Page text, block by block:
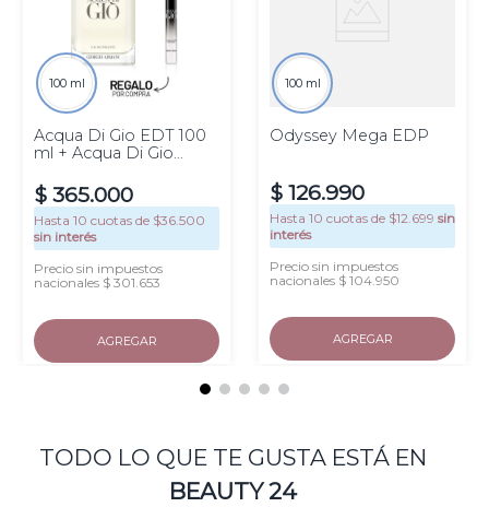
100 ml
Acqua Di Gio EDT 100
ml + Acqua Di Gio
$ 365.000
Hasta 10 cuotas de $36.500
sin interés
Precio sin impuestos
nacionales $ 301.653
AGREGAR
100 ml
Odyssey Mega EDP
$ 126.990
Hasta 10 cuotas de $12.699 sin
interés
Precio sin impuestos
nacionales $ 104.950
AGREGAR
TODO LO QUE TE GUSTA ESTÁ EN
BEAUTY 24